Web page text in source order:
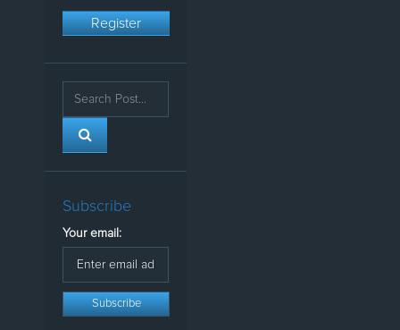
Register
Subscribe
Your email: